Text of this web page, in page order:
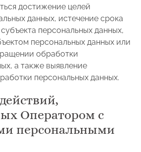
достижение целей
данных, истечение срока
персональных данных,
персональных данных или
обработки
а также выявление
персональных данных.
Оператором с
персональными